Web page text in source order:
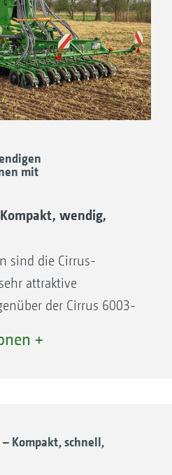
mit
wendig,
sind die Cirrus-
attraktive
der Cirrus 6003-
mit der Anhängung
Compact besonders
+
Kompakt, schnell,